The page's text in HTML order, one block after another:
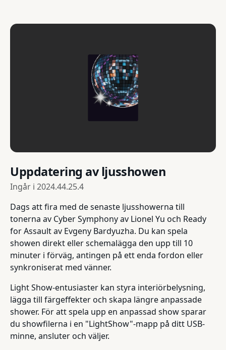
Uppdatering av ljusshowen
Ingår i 2024.44.25.4
Dags att fira med de senaste ljusshowerna till
tonerna av Cyber Symphony av Lionel Yu och Ready
for Assault av Evgeny Bardyuzha. Du kan spela
showen direkt eller schemalägga den upp till 10
minuter i förväg, antingen på ett enda fordon eller
synkroniserat med vänner.
Light Show-entusiaster kan styra interiörbelysning,
lägga till färgeffekter och skapa längre anpassade
shower. För att spela upp en anpassad show sparar
du showfilerna i en "LightShow"-mapp på ditt USB-
minne, ansluter och väljer.